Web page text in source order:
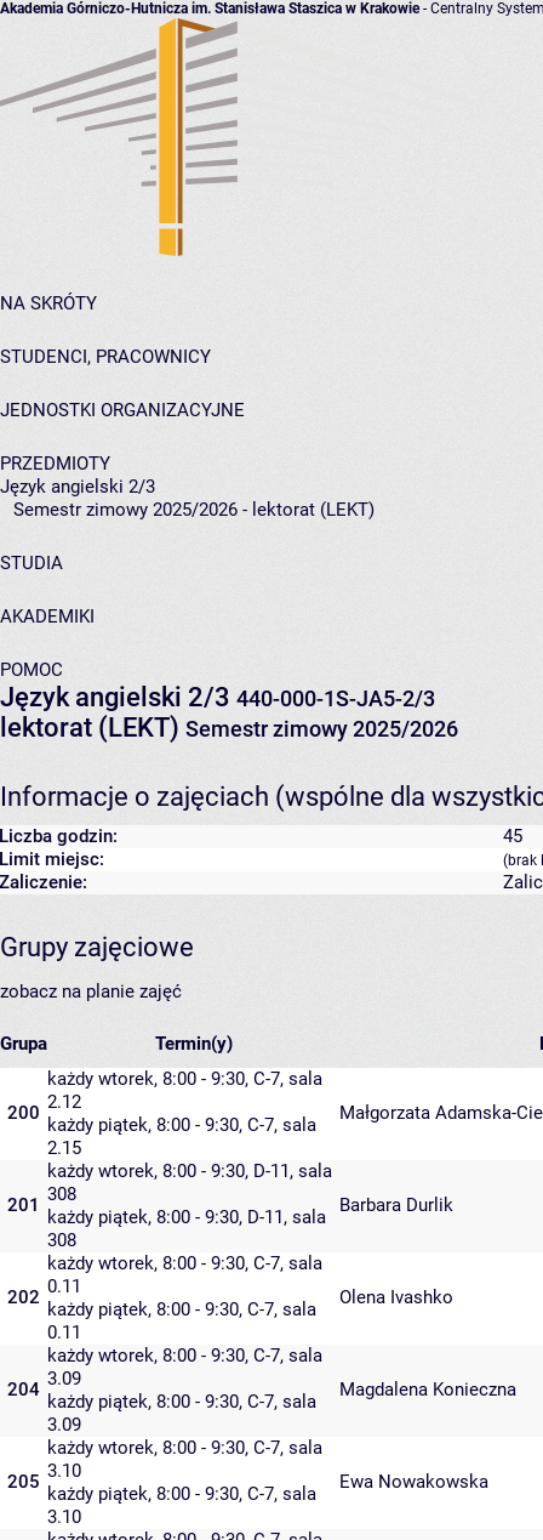
Akademia Górniczo-Hutnicza im. Stanisława Staszica w Krakowie- Centralny
NA SKRÓTY
STUDENCI, PRACOWNICY
JEDNOSTKI ORGANIZACYJNE
PRZEDMIOTY
Język angielski 2/3
Semestr zimowy 2025/2026 - lektorat (LEKT)
STUDIA
AKADEMIKI
POMOC
Język angielski 2/3 440-000-1S-JA5-2/3
lektorat (LEKT) Semestr zimowy 2025/2026
Informacje o zajęciach (wspólne dla
Liczba godzin:
45
Limit miejsc:
(brak
Zaliczenie:
Grupy zajęciowe
zobacz na planie zajęć
Grupa Termin(y)
200
każdy wtorek, 8:00 - 9:30, C-7, sala
2.12
każdy piątek, 8:00 - 9:30, C-7, sala
2.15
Małgorzata Adamska-
201
każdy wtorek, 8:00 - 9:30, D-11, sala
308
każdy piątek, 8:00 - 9:30, D-11, sala
308
Barbara Durlik
202
każdy wtorek, 8:00 - 9:30, C-7, sala
0.11
każdy piątek, 8:00 - 9:30, C-7, sala
0.11
Olena Ivashko
204
każdy wtorek, 8:00 - 9:30, C-7, sala
3.09
każdy piątek, 8:00 - 9:30, C-7, sala
3.09
Magdalena Konieczna
205
każdy wtorek, 8:00 - 9:30, C-7, sala
3.10
każdy piątek, 8:00 - 9:30, C-7, sala
3.10
Ewa Nowakowska